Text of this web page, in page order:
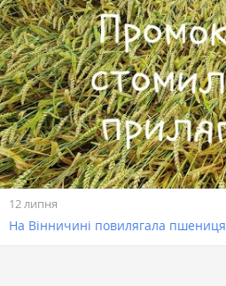
12 липня
На Вінничині повилягала пшениця